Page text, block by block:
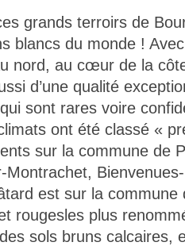
grands terroirs de
blancs du monde !
nord, au cœur de la
d’une qualité
sont rares voire
ont été classé «
sur la commune de
Montrachet,
est sur la commune
rougesles plus
sols bruns calcaires,